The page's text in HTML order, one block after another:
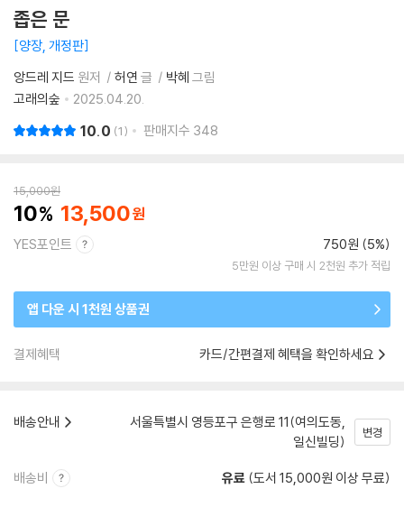
좁은 문
양장, 개정판
앙드레 지드 원저 허연 글 박혜 그림
고래의숲
2025.04.20.
10.0 1 판매지수 348
15,000원
10 13,500
YES포인트 750원 (5%)
5만원 이상 구매 시 2천원 추가 적립
앱 다운 시 1천원 상품권
결제혜택 카드/간편결제 혜택을 확인하세요
배송안내
서울특별시 영등포구 은행로 11(여의도동,
일신빌딩)
변경
배송비 유료 (도서 15,000원 이상 무료)